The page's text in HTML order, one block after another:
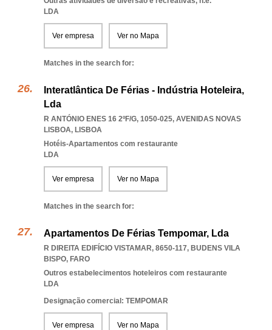
LDA
Ver empresa Ver no Mapa
Matches in the search for:
Interatlântica De Férias - Indústria Hoteleira,
Lda
R ANTÓNIO ENES 16 2ºF/G, 1050-025, AVENIDAS NOVAS
LISBOA, LISBOA
Hotéis-Apartamentos com restaurante
LDA
Ver empresa Ver no Mapa
Matches in the search for:
Apartamentos De Férias Tempomar, Lda
R DIREITA EDIFÍCIO VISTAMAR, 8650-117, BUDENS VILA
BISPO, FARO
Outros estabelecimentos hoteleiros com restaurante
LDA
Designação comercial: TEMPOMAR
Ver empresa Ver no Mapa